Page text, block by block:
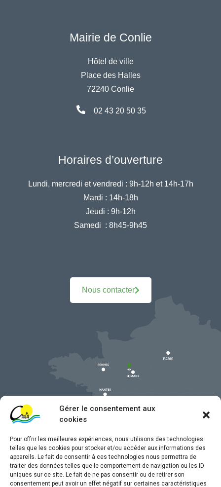
Gérer le consentement aux
cookies
Pour offrir les meilleures expériences, nous utilisons des technologies
telles que les cookies pour stocker et/ou accéder aux informations des
appareils. Le fait de consentir à ces technologies nous permettra de
traiter des données telles que le comportement de navigation ou les ID
uniques sur ce site. Le fait de ne pas consentir ou de retirer son
consentement peut avoir un effet négatif sur certaines caractéristiques
Mairie de Conlie
Hôtel de ville
Place des Halles
72240 Conlie
02 43 20 50 35
Horaires d’ouverture
Lundi, mercredi et vendredi : 9h-12h et 14h-17h
Mardi : 14h-18h
Jeudi : 9h-12h
Samedi : 8h45-9h45
Nous contacter
Mentions légales